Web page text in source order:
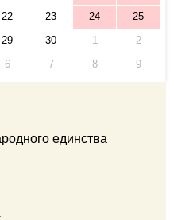
22 23 24 25
29 30 1
2
6 7 8 9
единства